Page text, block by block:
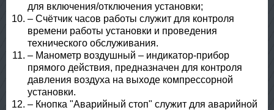
для включения/отключения установки;
– Счётчик часов работы служит для контроля
времени работы установки и проведения
технического обслуживания.
– Манометр воздушный – индикатор-прибор
прямого действия, предназначен для контроля
давления воздуха на выходе компрессорной
установки.
– Кнопка "Аварийный стоп" служит для аварийной